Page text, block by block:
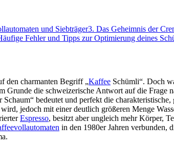
und Siebträger3. Das Geheimnis der
Fehler und Tipps zur Optimierung deines
den charmanten Begriff „Kaffee Schümli“. Doch
Grunde die schweizerische Antwort auf die Frage
bedeutet und perfekt die
jedoch mit einer deutlich größeren Menge
Espresso, besitzt aber ungleich mehr Körper,
in den 1980er Jahren verbunden,